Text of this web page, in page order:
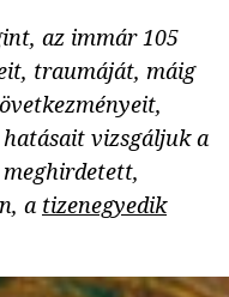
az immár 105
traumáját, máig
vizsgáljuk a
a tizenegyedik